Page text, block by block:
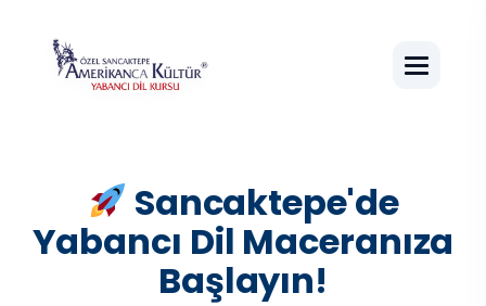
Sancaktepe'de
Yabancı Dil Maceranıza
Başlayın!